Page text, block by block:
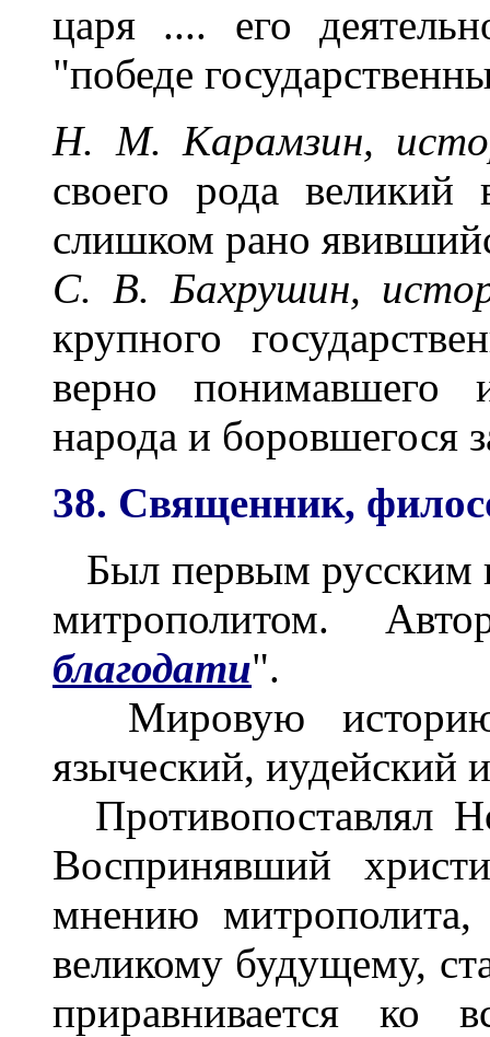
царя .... его
"победе
Н. М. Карамзин,
своего рода
слишком рано
С. В. Бахрушин,
крупного
верно понимавшего
народа и боровшегося
38. Священник,
Был первым русским
митрополитом.
благодати".
Мировую
языческий, иудейский
Противопоставлял
Воспринявший
мнению
великому будущему,
приравнивается ко